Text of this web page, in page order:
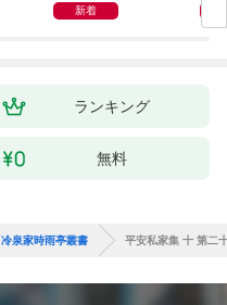
新着
ランキング
無料
冷泉家時雨亭叢書 平安私家集 十 第二